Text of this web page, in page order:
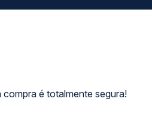
compra é totalmente segura!